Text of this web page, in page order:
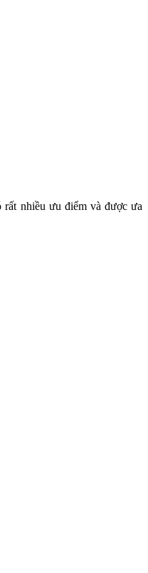
rất nhiều ưu điểm và được ưa